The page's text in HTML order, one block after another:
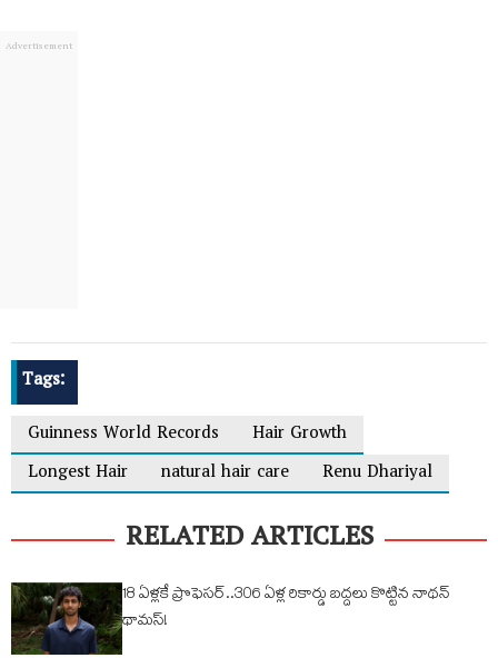
Tags:
Guinness World Records
Hair Growth
Longest Hair
natural hair care Renu Dhariyal
RELATED ARTICLES
18 ఏళ్లకే ప్రొఫెసర్‌..306 ఏళ్ల రికార్డు బద్దలు కొట్టిన నాథన్
థామస్!